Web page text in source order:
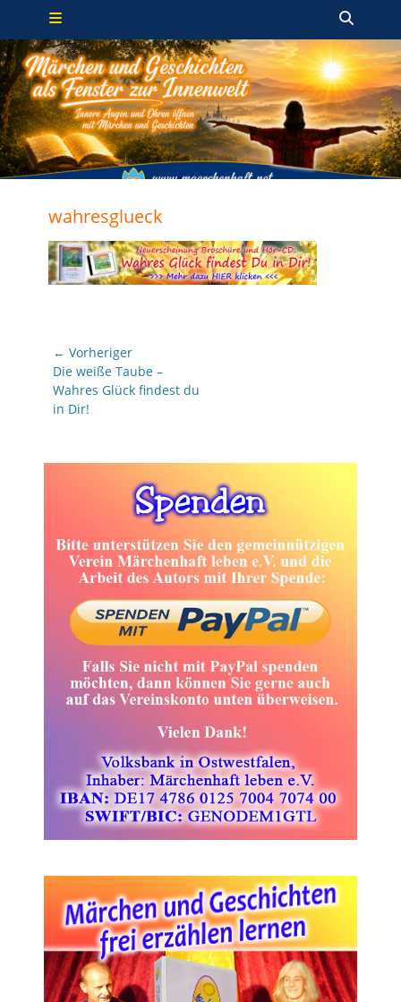
Zum
springen
Primäres Menü
wahresglueck
Beitragsnavigation
← Vorheriger
Vorheriger
Beitrag:
Die weiße Taube –
Wahres Glück findest du
in Dir!